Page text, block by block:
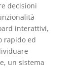
decisioni
interattivi,
rapido ed
un sistema